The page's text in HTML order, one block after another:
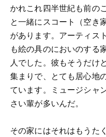
かれこれ四半世紀も前の
と一緒にスコート（空き
があります。アーティス
も絵の具のにおいのする
人でした。彼もそうだけ
集まりで、とても居心地
ています。ミュージシャ
さい輩が多いんだ。
その家にはそれはもうた